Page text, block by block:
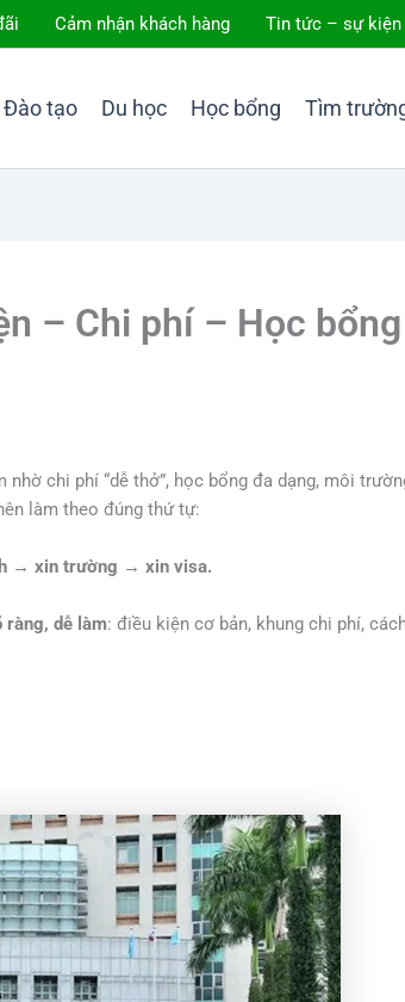
Cảm nhận khách hàng Tin tức – sự kiện
Đào tạo Du học Học bổng Tìm
– Chi phí – Học
chi phí “dễ thở”, học bổng đa dạng, môi
làm theo đúng thứ tự:
→ xin trường → xin visa.
ràng, dễ làm: điều kiện cơ bản, khung chi phí,